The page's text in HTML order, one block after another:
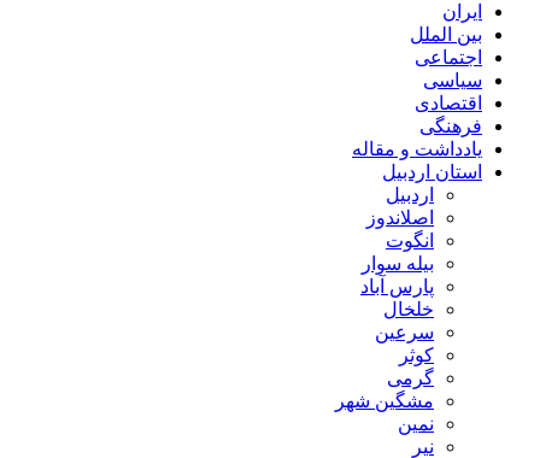
ایران
بین الملل
اجتماعی
سیاسی
اقتصادی
فرهنگی
یادداشت و مقاله
استان اردبیل
اردبیل
اصلاندوز
انگوت
بیله سوار
پارس آباد
خلخال
سرعین
کوثر
گرمی
مشگین شهر
نمین
نیر